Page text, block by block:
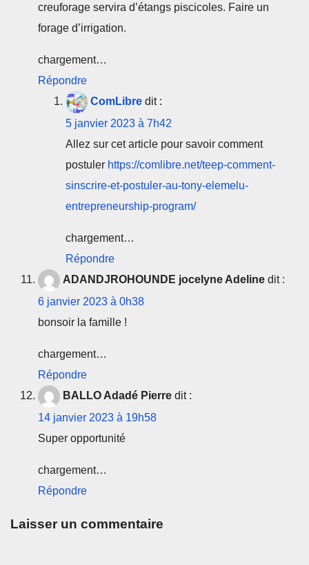
creuforage servira d’étangs piscicoles. Faire un
forage d’irrigation.
chargement…
Répondre
ComLibre dit :
5 janvier 2023 à 7h42
Allez sur cet article pour savoir comment
postuler https://comlibre.net/teep-comment-
sinscrire-et-postuler-au-tony-elemelu-
entrepreneurship-program/
chargement…
Répondre
ADANDJROHOUNDE jocelyne Adeline dit :
6 janvier 2023 à 0h38
bonsoir la famille !
chargement…
Répondre
BALLO Adadé Pierre dit :
14 janvier 2023 à 19h58
Super opportunité
chargement…
Répondre
Laisser un commentaire